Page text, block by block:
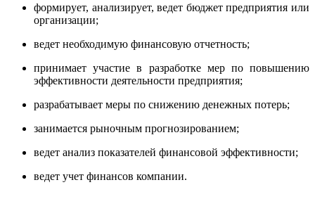
формирует, анализирует, ведет бюджет предприятия или
организации;
ведет необходимую финансовую отчетность;
принимает участие в разработке мер по повышению
эффективности деятельности предприятия;
разрабатывает меры по снижению денежных потерь;
занимается рыночным прогнозированием;
ведет анализ показателей финансовой эффективности;
ведет учет финансов компании.